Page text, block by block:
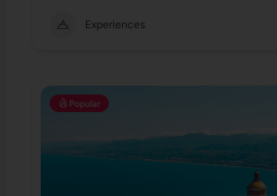
Experiences
Popular